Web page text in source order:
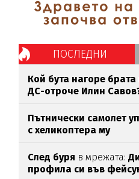
ПОСЛЕДНИ
Кой бута нагоре
ДС-отроче Илин
Пътнически самолет
с хеликоптера му
След буря в мрежата:
профила си във